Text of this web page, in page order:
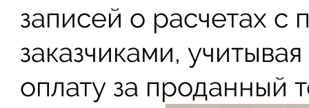
записей о расчетах с
заказчиками,
оплату за проданный